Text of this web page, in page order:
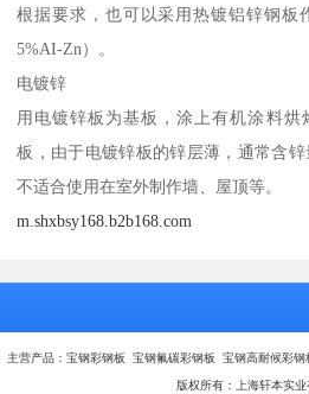
根据要求，也可以采用热镀铝锌钢板
5%AI-Zn）。
电镀锌
用电镀锌板为基板，涂上有机涂料烘
板，由于电镀锌板的锌层薄，通常含锌
不适合使用在室外制作墙、屋顶等。
m.shxbsy168.b2b168.com
主营产品：宝钢彩钢板 宝钢氟碳彩钢板 宝钢高耐候彩
版权所有：上海轩本实业